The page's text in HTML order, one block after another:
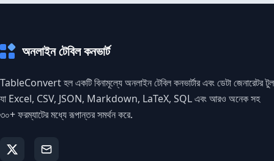
অনলাইন টেবিল কনভার্ট
TableConvert হল একটি বিনামূল্যে অনলাইন টেবিল কনভার্টার এবং ডেটা জেনারেটর টুল
যা Excel, CSV, JSON, Markdown, LaTeX, SQL এবং আরও অনেক সহ
৩০+ ফরম্যাটের মধ্যে রূপান্তর সমর্থন করে.